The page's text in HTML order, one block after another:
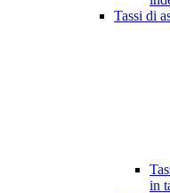
Tassi di
in